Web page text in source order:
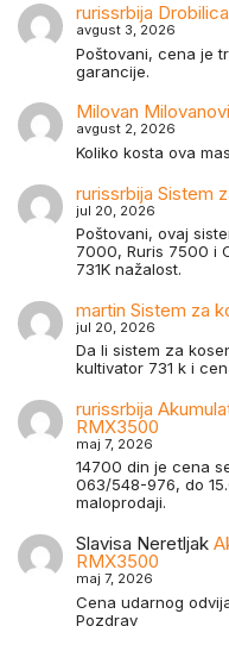
rurissrbija
avgust 3, 2026
Poštovani, cena je
garancije.
Milovan
avgust 2, 2026
Koliko kosta ova
rurissrbija Sistem
jul 20, 2026
Poštovani, ovaj
7000, Ruris 7500 i
731K nažalost.
martin Sistem za
jul 20, 2026
Da li sistem za
kultivator 731 k i
rurissrbija
RMX3500
maj 7, 2026
14700 din je cena
063/548-976, do
maloprodaji.
Slavisa Neretljak
RMX3500
maj 7, 2026
Cena udarnog
Pozdrav